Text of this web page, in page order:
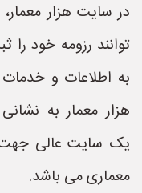
در سایت هزار
توانند رزومه خود را
به اطلاعات و
یک سایت عالی
معماری می باشد.